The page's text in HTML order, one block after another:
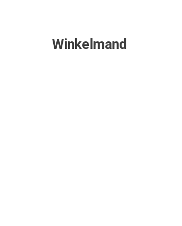
Winkelmand